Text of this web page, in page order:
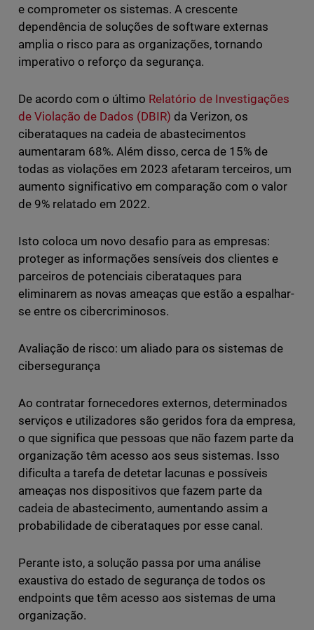
e comprometer os sistemas. A crescente
dependência de soluções de software externas
amplia o risco para as organizações, tornando
imperativo o reforço da segurança.
De acordo com o último Relatório de Investigações
de Violação de Dados (DBIR) da Verizon, os
ciberataques na cadeia de abastecimentos
aumentaram 68%. Além disso, cerca de 15% de
todas as violações em 2023 afetaram terceiros, um
aumento significativo em comparação com o valor
de 9% relatado em 2022.
Isto coloca um novo desafio para as empresas:
proteger as informações sensíveis dos clientes e
parceiros de potenciais ciberataques para
eliminarem as novas ameaças que estão a espalhar-
se entre os cibercriminosos.
Avaliação de risco: um aliado para os sistemas de
cibersegurança
Ao contratar fornecedores externos, determinados
serviços e utilizadores são geridos fora da empresa,
o que significa que pessoas que não fazem parte da
organização têm acesso aos seus sistemas. Isso
dificulta a tarefa de detetar lacunas e possíveis
ameaças nos dispositivos que fazem parte da
cadeia de abastecimento, aumentando assim a
probabilidade de ciberataques por esse canal.
Perante isto, a solução passa por uma análise
exaustiva do estado de segurança de todos os
endpoints que têm acesso aos sistemas de uma
organização.